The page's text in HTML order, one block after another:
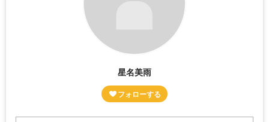
星名美雨